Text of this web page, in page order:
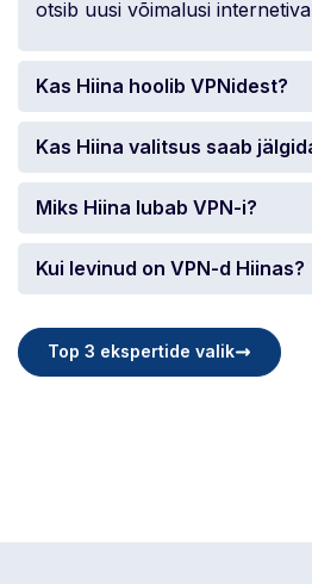
otsib uusi võimalusi
Kas Hiina hoolib VPNidest?
Kas Hiina valitsus saab
Miks Hiina lubab VPN-i?
Kui levinud on VPN-d Hiinas?
Top 3 ekspertide valik